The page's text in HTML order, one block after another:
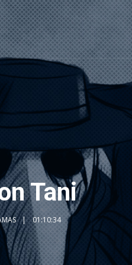
Tani
01:10:34